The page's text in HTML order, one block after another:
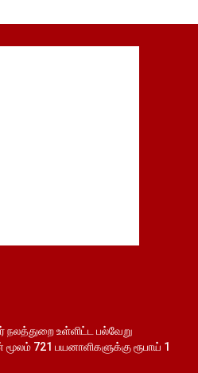
நலத்துறை உள்ளிட்ட பல்வேறு
721 பயனாளிகளுக்கு ரூபாய் 1